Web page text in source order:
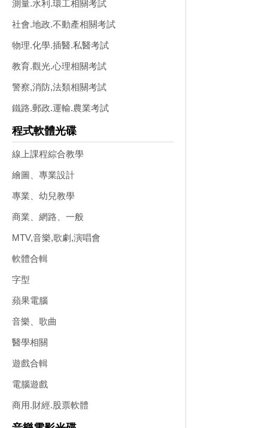
測量.水利.環工相關考試
社會.地政.不動產相關考試
物理.化學.插醫.私醫考試
教育.觀光.心理相關考試
警察,消防,法類相關考試
鐵路.郵政.運輸.農業考試
程式軟體光碟
線上課程綜合教學
繪圖、專業設計
專業、幼兒教學
商業、網路、一般
MTV,音樂,歌劇,演唱會
軟體合輯
字型
蘋果電腦
音樂、歌曲
醫學相關
遊戲合輯
電腦遊戲
商用.財經.股票軟體